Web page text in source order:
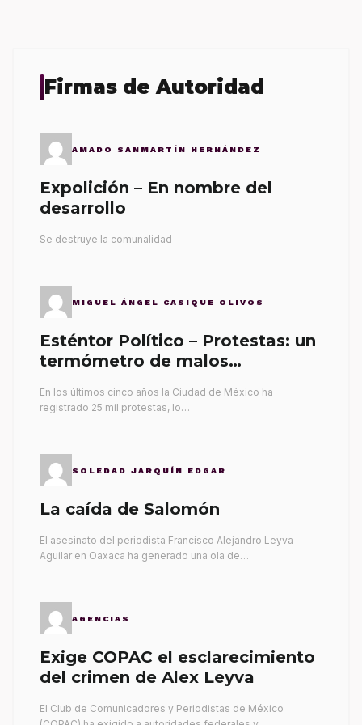
Firmas de Autoridad
AMADO SANMARTÍN HERNÁNDEZ
Expolición – En nombre del
desarrollo
Se destruye la comunalidad
MIGUEL ÁNGEL CASIQUE OLIVOS
Esténtor Político – Protestas: un
termómetro de malos
En los últimos cinco años la Ciudad de México ha
registrado 25 mil protestas, lo…
SOLEDAD JARQUÍN EDGAR
La caída de Salomón
El asesinato del periodista Francisco Alejandro Leyva
Aguilar en Oaxaca ha generado una ola de…
AGENCIAS
Exige COPAC el esclarecimiento
del crimen de Alex Leyva
El Club de Comunicadores y Periodistas de México